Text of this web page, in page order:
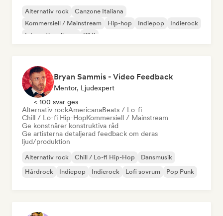
Alternativ rock
Canzone Italiana
Kommersiell / Mainstream
Hip-hop Indiepop
Indierock
Internationell pop
R&B
Bryan Sammis - Video Feedback
Mentor, Ljudexpert
< 100 svar ges
Alternativ rockAmericanaBeats / Lo-fi
Chill / Lo-fi Hip-HopKommersiell / Mainstream
Ge konstnärer konstruktiva råd
Ge artisterna detaljerad feedback om deras
ljud/produktion
Alternativ rock Chill / Lo-fi Hip-Hop
Dansmusik
Hårdrock
Indiepop Indierock Lofi sovrum Pop Punk